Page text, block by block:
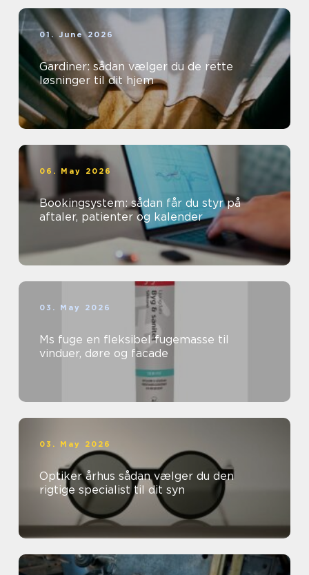
01. June 2026
Gardiner: sådan vælger du de rette
løsninger til dit hjem
06. May 2026
Bookingsystem: sådan får du styr på
aftaler, patienter og kalender
03. May 2026
Ms fuge en fleksibel fugemasse til
vinduer, døre og facade
03. May 2026
Optiker århus sådan vælger du den
rigtige specialist til dit syn